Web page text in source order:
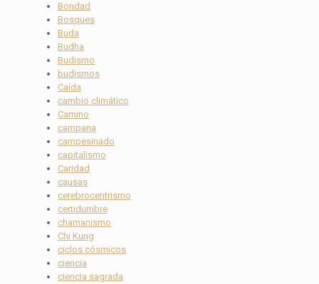
Bondad
Bosques
Buda
Budha
Budismo
budismos
Caída
cambio climático
Camino
campana
campesinado
capitalismo
Caridad
causas
cerebrocentrismo
certidumbre
chamanismo
Chi Kung
ciclos cósmicos
ciencia
ciencia sagrada